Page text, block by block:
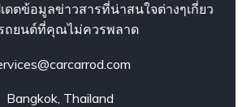
ดตข้อมูลข่าวสารที่น่าสนใจต่างๆเกี่ยว
ถยนต์ที่คุณไม่ควรพลาด
Bangkok, Thailand